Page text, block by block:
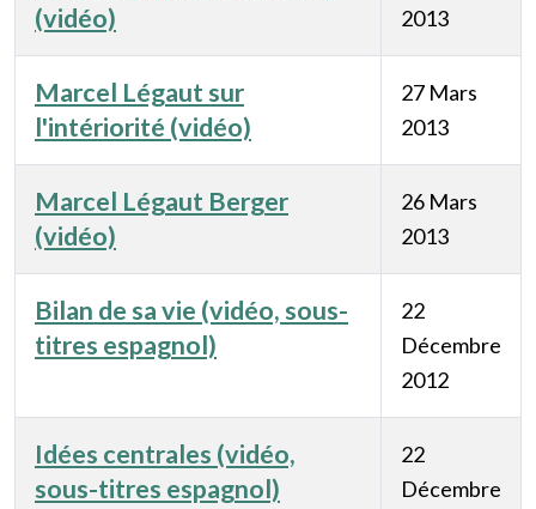
(vidéo)
2013
Marcel Légaut sur
l'intériorité (vidéo)
27 Mars
2013
Marcel Légaut Berger
(vidéo)
26 Mars
2013
Bilan de sa vie (vidéo, sous-
titres espagnol)
22
Décembre
2012
Idées centrales (vidéo,
sous-titres espagnol)
22
Décembre